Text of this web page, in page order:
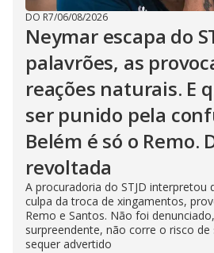
DO R7/06/08/2026
Neymar escapa do
palavrões, as
reações naturais. E
ser punido pela
Belém é só o Remo.
revoltada
A procuradoria do STJD interpretou
culpa da troca de xingamentos,
Remo e Santos. Não foi
surpreendente, não corre o risco
sequer advertido